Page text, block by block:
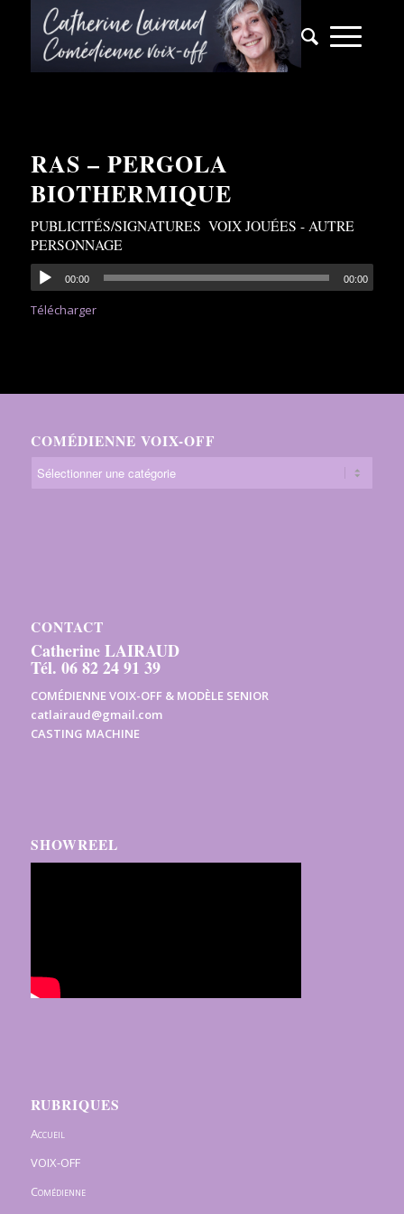
RAS – PERGOLA
BIOTHERMIQUE
PUBLICITÉS/SIGNATURES VOIX JOUÉES - AUTRE
PERSONNAGE
00:00 00:00
Télécharger
COMÉDIENNE VOIX-OFF
CONTACT
Catherine LAIRAUD
Tél. 06 82 24 91 39
COMÉDIENNE VOIX-OFF & MODÈLE SENIOR
catlairaud@gmail.com
CASTING MACHINE
SHOWREEL
RUBRIQUES
Accueil
VOIX-OFF
Comédienne